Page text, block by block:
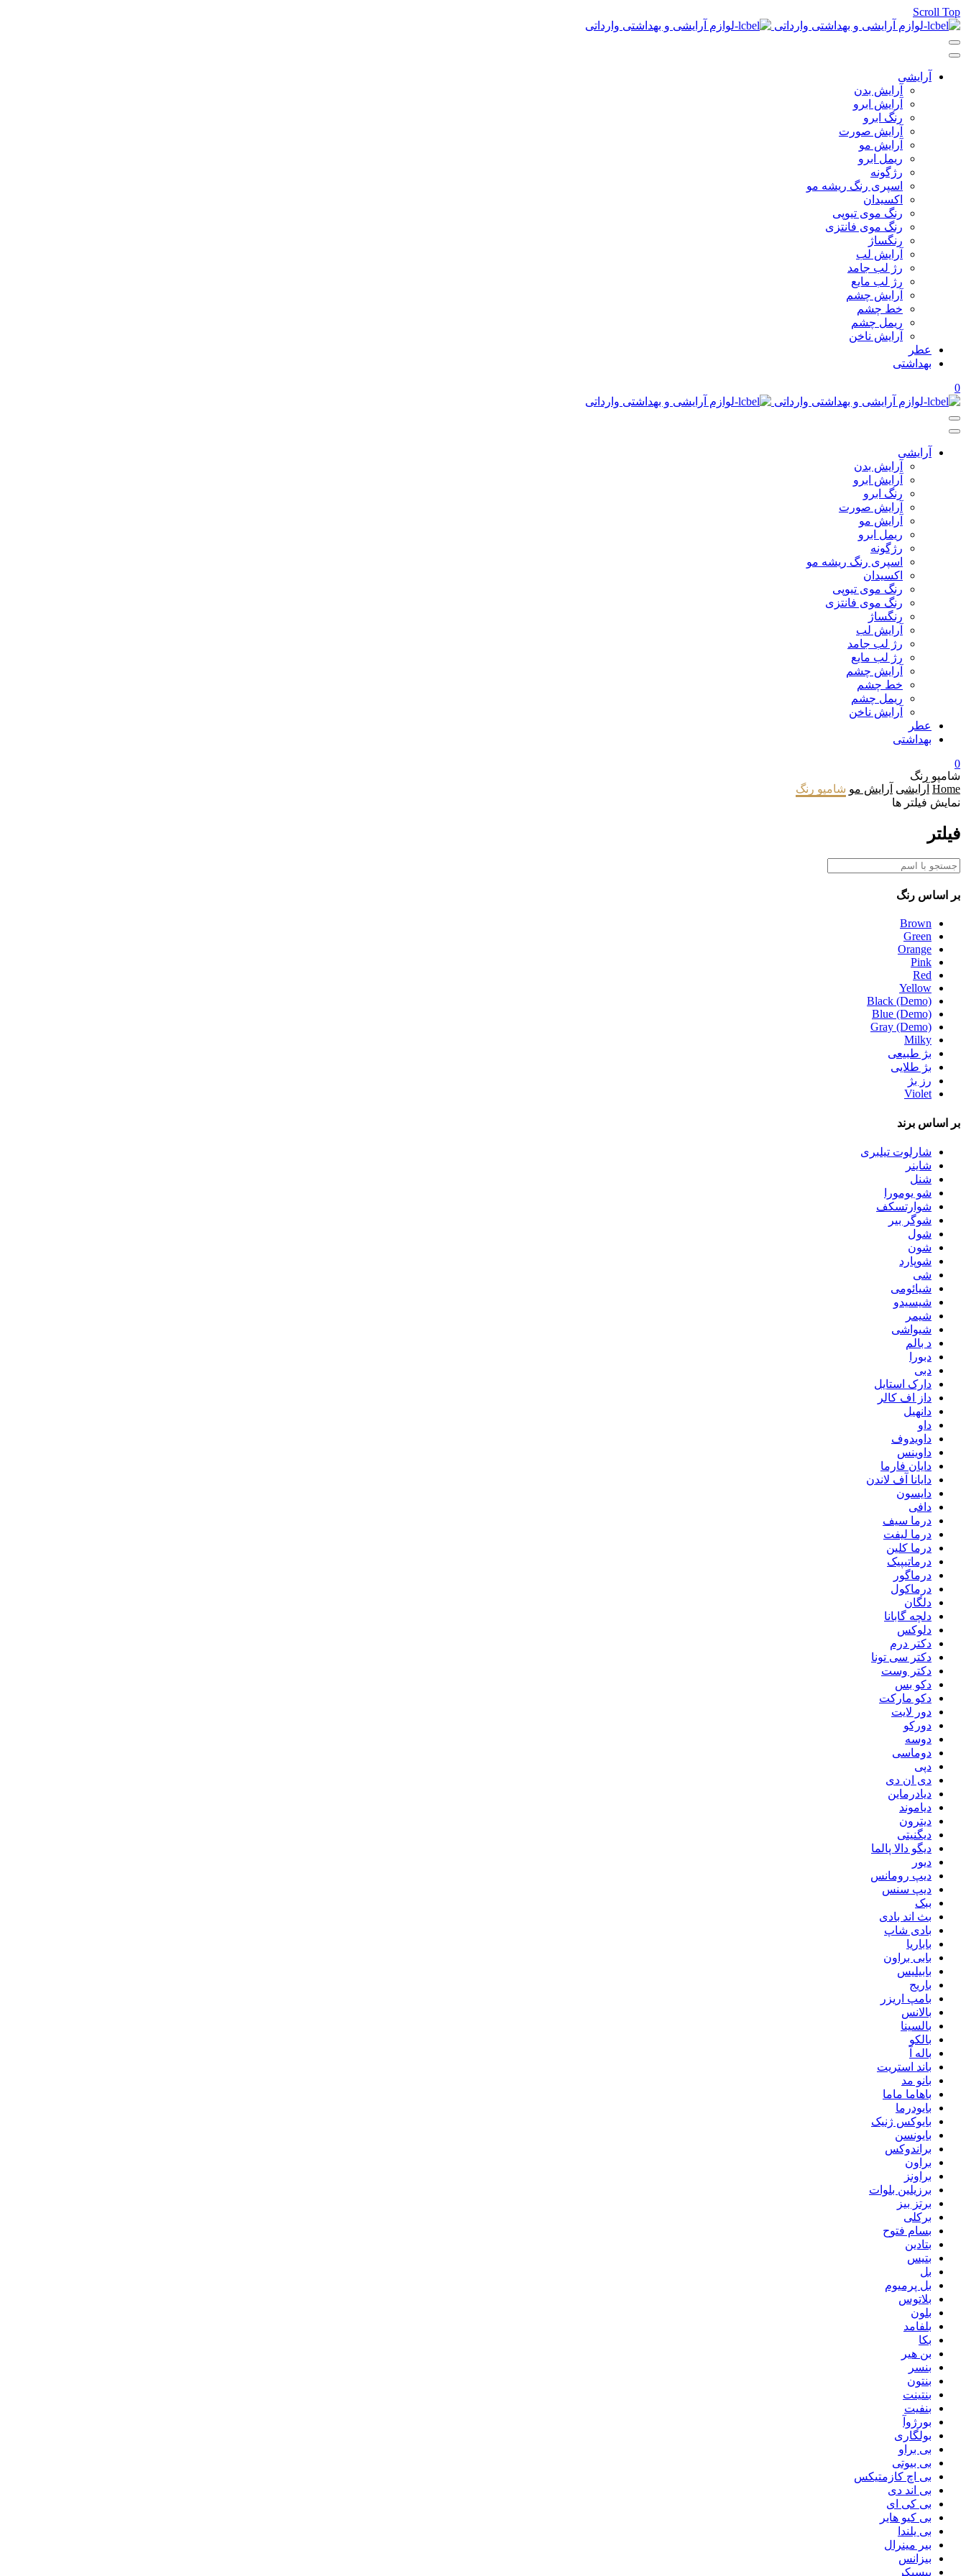
Scroll Top
آرایشی
آرایش بدن
آرایش ابرو
رنگ ابرو
آرایش صورت
آرایش مو
ریمل ابرو
رژگونه
اسپری رنگ ریشه مو
اکسیدان
رنگ موی تیوپی
رنگ موی فانتزی
رنگساژ
آرایش لب
رژ لب جامد
رژ لب مایع
آرایش چشم
خط چشم
ریمل چشم
آرایش ناخن
عطر
بهداشتی
0
آرایشی
آرایش بدن
آرایش ابرو
رنگ ابرو
آرایش صورت
آرایش مو
ریمل ابرو
رژگونه
اسپری رنگ ریشه مو
اکسیدان
رنگ موی تیوپی
رنگ موی فانتزی
رنگساژ
آرایش لب
رژ لب جامد
رژ لب مایع
آرایش چشم
خط چشم
ریمل چشم
آرایش ناخن
عطر
بهداشتی
0
شامپو رنگ
Home آرایشی آرایش مو شامپو رنگ
نمایش فیلتر ها
فیلتر
بر اساس رنگ
Brown
Green
Orange
Pink
Red
Yellow
Black (Demo)
Blue (Demo)
Gray (Demo)
Milky
بژ طبیعی
بژ طلایی
رز بژ
Violet
بر اساس برند
شارلوت تیلبری
شاینر
شنل
شو یومورا
شوارتسکف
شوگر بیر
شول
شون
شوپارد
شی
شیائومی
شیسیدو
شیمر
شیواشی
د بالم
دبورا
دبی
دارک استایل
داز اف کالر
دانهیل
داو
داویدوف
داوینس
دایان فارما
دایانا آف لاندن
دایسون
دافی
درما سیف
درما لیفت
درما کلین
درماتیپیک
درماگور
درماکول
دلگان
دلچه گابانا
دلوکس
دکتر درم
دکتر سی تونا
دکتر وست
دکو بس
دکو مارکت
دور لایت
دورکو
دوسه
دوماسی
دپی
دی ان دی
دیادرماین
دیاموند
دیترون
دیگنیتی
دیگو دالا پالما
دیور
دیپ رومانس
دیپ سنس
ببک
بث اند بادی
بادی شاپ
باباریا
بابی براون
بابیلیس
باریج
بامپ اریزر
بالانس
بالسینا
بالکو
باله آ
باند استریت
بانو مد
باهاما ماما
بایودرما
بایوکس ژنیک
بایونسن
براندوکس
براون
براونز
برزیلین بلوات
برتز بیز
برکلی
بسام فتوح
بتادین
بتیس
بل
بل پرمیوم
بلاتوس
بلون
بلفامد
بکا
بن هیر
بنسر
بنتون
بنتینت
بنفیت
بورژوآ
بولگاری
بی براو
بی بیوتی
بی اچ کازمتیکس
بی اند دی
بی کی ای
بی کیو هایر
بی یلندا
بیر مینرال
بیزانس
بیسیکر